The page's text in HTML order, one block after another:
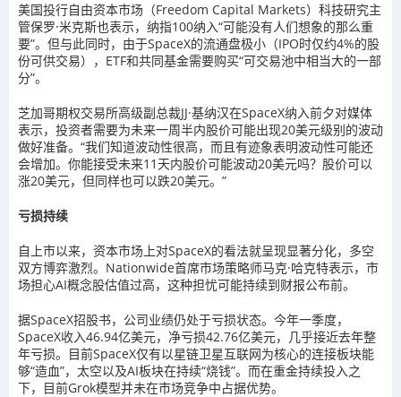
美国投行自由资本市场（Freedom Capital Markets）科技研究主
管保罗·米克斯也表示，纳指100纳入“可能没有人们想象的那么重
要”。但与此同时，由于SpaceX的流通盘极小（IPO时仅约4%的股
份可供交易），ETF和共同基金需要购买“可交易池中相当大的一部
分”。
芝加哥期权交易所高级副总裁JJ·基纳汉在SpaceX纳入前夕对媒体
表示，投资者需要为未来一周半内股价可能出现20美元级别的波动
做好准备。“我们知道波动性很高，而且有迹象表明波动性可能还
会增加。你能接受未来11天内股价可能波动20美元吗？股价可以
涨20美元，但同样也可以跌20美元。”
亏损持续
自上市以来，资本市场上对SpaceX的看法就呈现显著分化，多空
双方博弈激烈。Nationwide首席市场策略师马克·哈克特表示，市
场担心AI概念股估值过高，这种担忧可能持续到财报公布前。
据SpaceX招股书，公司业绩仍处于亏损状态。今年一季度，
SpaceX收入46.94亿美元，净亏损42.76亿美元，几乎接近去年整
年亏损。目前SpaceX仅有以星链卫星互联网为核心的连接板块能
够“造血”，太空以及AI板块在持续“烧钱”。而在重金持续投入之
下，目前Grok模型并未在市场竞争中占据优势。